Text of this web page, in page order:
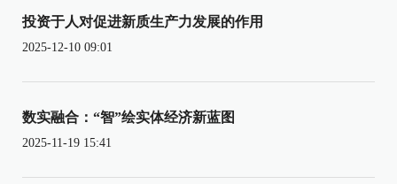
投资于人对促进新质生产力发展的作用
2025-12-10 09:01
数实融合：“智”绘实体经济新蓝图
2025-11-19 15:41